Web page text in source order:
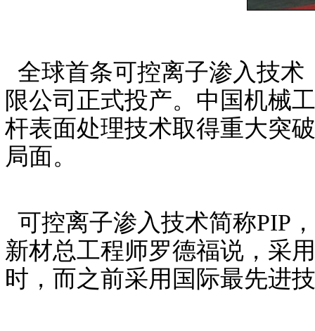
全球首条可控离子渗入技术
限公司正式投产。中国机械
杆表面处理技术取得重大突
局面。
可控离子渗入技术简称PIP
新材总工程师罗德福说，采
时，而之前采用国际最先进